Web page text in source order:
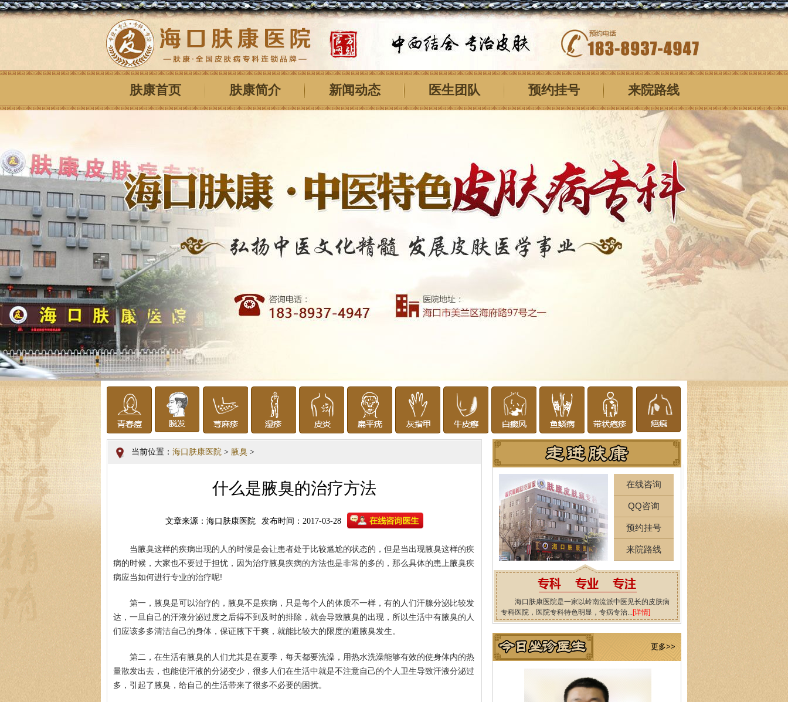
肤康首页 肤康简介 新闻动态 医生团队 预约挂号 来院路线
当前位置： 海口肤康医院 > 腋臭 >
什么是腋臭的治疗方法
文章来源：海口肤康医院 发布时间：2017-03-28
当腋臭这样的疾病出现的人的时候是会让患者处于比较尴尬的状态的，但是当出现腋臭这样的疾
病的时候，大家也不要过于担忧，因为治疗腋臭疾病的方法也是非常的多的，那么具体的患上腋臭疾
病应当如何进行专业的治疗呢!
第一，腋臭是可以治疗的，腋臭不是疾病，只是每个人的体质不一样，有的人们汗腺分泌比较发
达，一旦自己的汗液分泌过度之后得不到及时的排除，就会导致腋臭的出现，所以生活中有腋臭的人
们应该多多清洁自己的身体，保证腋下干爽，就能比较大的限度的避腋臭发生。
第二，在生活有腋臭的人们尤其是在夏季，每天都要洗澡，用热水洗澡能够有效的使身体内的热
量散发出去，也能使汗液的分泌变少，很多人们在生活中就是不注意自己的个人卫生导致汗液分泌过
多，引起了腋臭，给自己的生活带来了很多不必要的困扰。
在线咨询
QQ咨询
预约挂号
来院路线
海口肤康医院是一家以岭南流派中医见长的皮肤病
专科医院，医院专科特色明显，专病专治...[详情]
更多>>